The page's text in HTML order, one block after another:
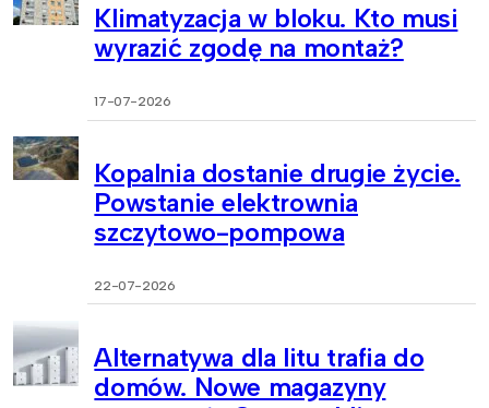
Klimatyzacja w bloku. Kto musi
wyrazić zgodę na montaż?
17-07-2026
Kopalnia dostanie drugie życie.
Powstanie elektrownia
szczytowo-pompowa
22-07-2026
Alternatywa dla litu trafia do
domów. Nowe magazyny